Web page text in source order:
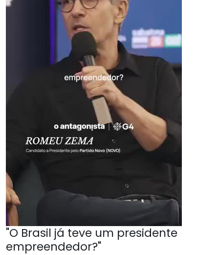
"O Brasil já teve um presidente
empreendedor?"